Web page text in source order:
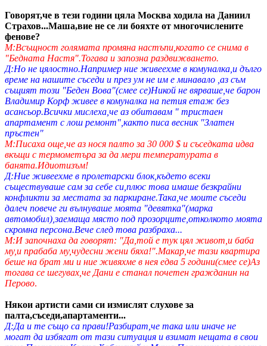
Говорят,че в тези години цяла Москва ходила на Даниил
Страхов...Маша,вие не се ли бояхте от многочислените
фенове?
М:Всъщност голямата промяна настъпи,когато се снима в
"Бедната Настя".Тогава и запозна раздвижването.
Д:Но не цялостно.Например ние живеехме в комуналка,и дълго
време на нашите съседи и през ум не им е минавало ,аз съм
същият този "Беден Вова"(смее се)Никой не вярваше,че барон
Владимир Корф живее в комуналка на петия етаж без
асансьор.Всички мислеха,че аз обитавам " тристаен
апартамент с лош ремонт",както писа весник "Златен
пръстен"
М:Писаха още,че аз нося палто за 30 000 $ и съседката идва
вкъщи с термометъра за да мери температурата в
банята.Идиотизъм!
Д:Ние живеехме в пролетарски блок,където всеки
съществуваше сам за себе си,плюс това имаше безкрайни
конфликти за местата за паркиране.Така,че моите съседи
далеч повече ги вълнуваше моята "девятка"(марка
автомобил),заемаща място под прозорците,отколкото моята
скромна персона.Вече след това разбраха...
М:И започнаха да говорят: "Да,той е тук цял живот,и баба
му,и прабаба му,чудесни жени бяха!".Макар,че тази квартира
беше на брат ми и ние живяхме в нея едва 5 години(смее се)Аз
тогава се шегувах,че Дани е станал почетен гражданин на
Перово.
Някои артисти сами си измислят слухове за
палта,съседи,апартаменти...
Д:Да и те също са прави!Разбират,че така или иначе не
могат да избягат от тази ситуация и взимат нещата в свои